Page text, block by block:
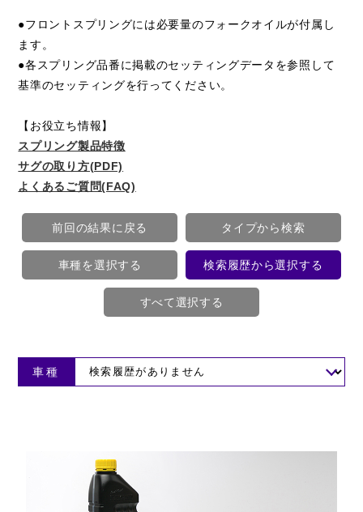
●フロントスプリングには必要量のフォークオイルが付属し
ます。
●各スプリング品番に掲載のセッティングデータを参照して
基準のセッティングを行ってください。
【お役立ち情報】
スプリング製品特徴
サグの取り方(PDF)
よくあるご質問(FAQ)
前回の結果に戻る タイプから検索
車種を選択する 検索履歴から選択する
すべて選択する
車種